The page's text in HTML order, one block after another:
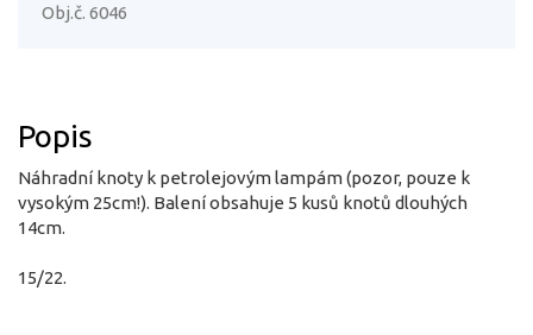
Obj.č. 6046
Popis
Náhradní knoty k petrolejovým lampám (pozor, pouze k
vysokým 25cm!). Balení obsahuje 5 kusů knotů dlouhých
14cm.
15/22.